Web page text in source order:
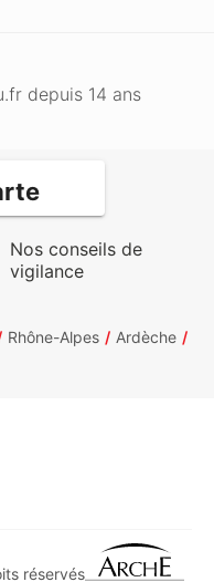
depuis 14 ans
Nos conseils de
vigilance
Rhône-Alpes
Ardèche
réservés